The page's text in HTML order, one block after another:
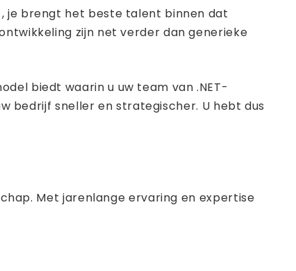
, je brengt het beste talent binnen dat
zijn net verder dan generieke
biedt waarin u uw team van .NET-
bedrijf sneller en strategischer. U hebt dus
Met jarenlange ervaring en expertise